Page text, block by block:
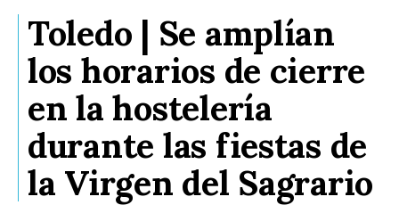
Toledo | Se amplían
los horarios de cierre
en la hostelería
durante las fiestas de
la Virgen del Sagrario